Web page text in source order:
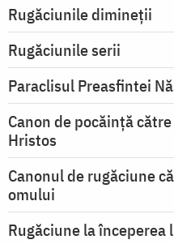
Rugăciunile dimineții
Rugăciunile serii
Paraclisul Preasfintei
Canon de pocăință
Hristos
Canonul de rugăciune
omului
Rugăciune la începerea